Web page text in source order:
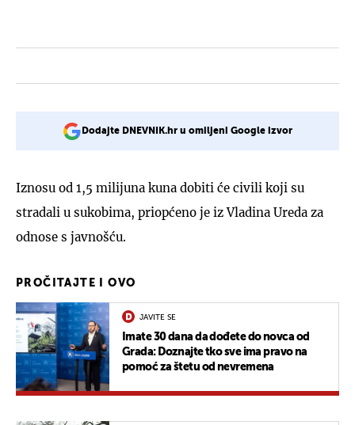
Dodajte DNEVNIK.hr u omiljeni Google izvor
Iznosu od 1,5 milijuna kuna dobiti će civili koji su
stradali u sukobima, priopćeno je iz Vladina Ureda za
odnose s javnošću.
PROČITAJTE I OVO
JAVITE SE
Imate 30 dana da dođete do novca od
Grada: Doznajte tko sve ima pravo na
pomoć za štetu od nevremena